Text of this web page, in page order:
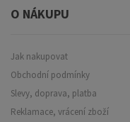
O NÁKUPU
Jak nakupovat
Obchodní podmínky
Slevy, doprava, platba
Reklamace, vrácení zboží